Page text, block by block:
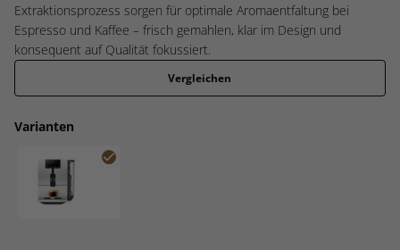
Extraktionsprozess sorgen für optimale Aromaentfaltung bei
Espresso und Kaffee – frisch gemahlen, klar im Design und
konsequent auf Qualität fokussiert.
Vergleichen
Varianten